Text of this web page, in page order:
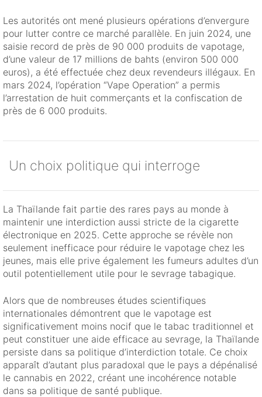
Les autorités ont mené plusieurs opérations d’envergure
pour lutter contre ce marché parallèle. En juin 2024, une
saisie record de près de 90 000 produits de vapotage,
d’une valeur de 17 millions de bahts (environ 500 000
euros), a été effectuée chez deux revendeurs illégaux. En
mars 2024, l’opération “Vape Operation” a permis
l’arrestation de huit commerçants et la confiscation de
près de 6 000 produits.
Un choix politique qui interroge
La Thaïlande fait partie des rares pays au monde à
maintenir une interdiction aussi stricte de la cigarette
électronique en 2025. Cette approche se révèle non
seulement inefficace pour réduire le vapotage chez les
jeunes, mais elle prive également les fumeurs adultes d’un
outil potentiellement utile pour le sevrage tabagique.
Alors que de nombreuses études scientifiques
internationales démontrent que le vapotage est
significativement moins nocif que le tabac traditionnel et
peut constituer une aide efficace au sevrage, la Thaïlande
persiste dans sa politique d’interdiction totale. Ce choix
apparaît d’autant plus paradoxal que le pays a dépénalisé
le cannabis en 2022, créant une incohérence notable
dans sa politique de santé publique.